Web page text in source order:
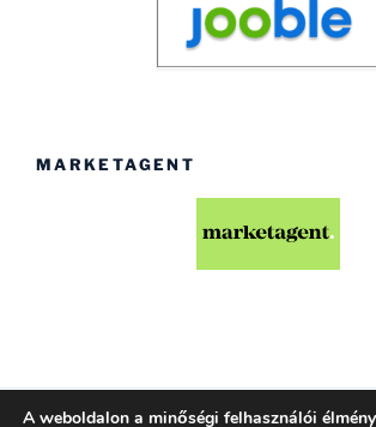
MARKETAGENT
A weboldalon a minőségi felhasználói